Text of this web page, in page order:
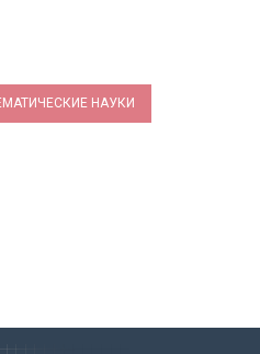
НАУКИ